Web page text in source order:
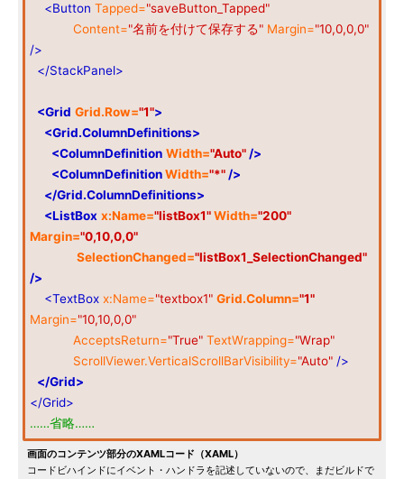
<Button Tapped="saveButton_Tapped"
Content="名前を付けて保存する" Margin="10,0,0,0"
/>
</StackPanel>
<Grid Grid.Row="1">
<Grid.ColumnDefinitions>
<ColumnDefinition Width="Auto" />
<ColumnDefinitionWidth="*" />
</Grid.ColumnDefinitions>
<ListBox x:Name="listBox1"Width="200"
Margin="0,10,0,0"
SelectionChanged="listBox1_SelectionChanged"
/>
<TextBox x:Name="textbox1" Grid.Column="1"
Margin="10,10,0,0"
AcceptsReturn="True" TextWrapping="Wrap"
ScrollViewer.VerticalScrollBarVisibility="Auto" />
</Grid>
</Grid>
……省略……
画面のコンテンツ部分のXAMLコード（XAML）
コードビハインドにイベント・ハンドラを記述していないので、まだビルドで